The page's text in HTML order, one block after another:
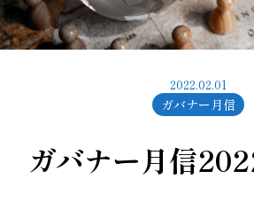
2022.02.01
ガバナー月信
ガバナー月信